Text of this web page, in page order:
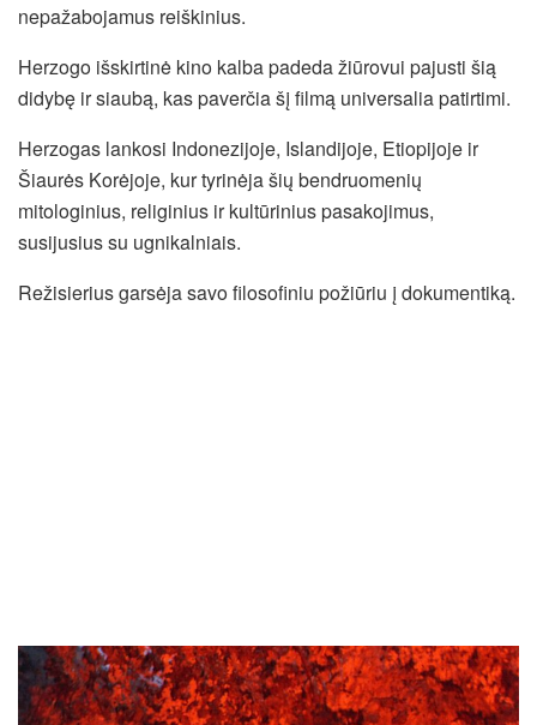
nepažabojamus reiškinius.
Herzogo išskirtinė kino kalba padeda žiūrovui pajusti šią
didybę ir siaubą, kas paverčia šį filmą universalia patirtimi.
Herzogas lankosi Indonezijoje, Islandijoje, Etiopijoje ir
Šiaurės Korėjoje, kur tyrinėja šių bendruomenių
mitologinius, religinius ir kultūrinius pasakojimus,
susijusius su ugnikalniais.
Režisierius garsėja savo filosofiniu požiūriu į dokumentiką.